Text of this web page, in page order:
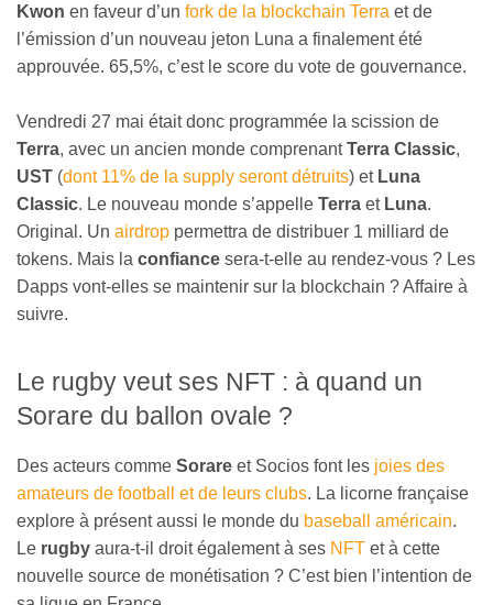
Kwon en faveur d’un fork de la blockchain Terra et de
l’émission d’un nouveau jeton Luna a finalement été
approuvée. 65,5%, c’est le score du vote de gouvernance.
Vendredi 27 mai était donc programmée la scission de
Terra, avec un ancien monde comprenantTerra Classic,
UST (dont 11% de la supply seront détruits) et Luna
Classic. Le nouveau monde s’appelle Terra et Luna.
Original. Un airdrop permettra de distribuer 1 milliard de
tokens. Mais la confiance sera-t-elle au rendez-vous ? Les
Dapps vont-elles se maintenir sur la blockchain ? Affaire à
suivre.
Le rugby veut ses NFT : à quand un
Sorare du ballon ovale ?
Des acteurs comme Sorare et Socios font les joies des
amateurs de football et de leurs clubs. La licorne française
explore à présent aussi le monde du baseball américain.
Le rugby aura-t-il droit également à ses NFT et à cette
nouvelle source de monétisation ? C’est bien l’intention de